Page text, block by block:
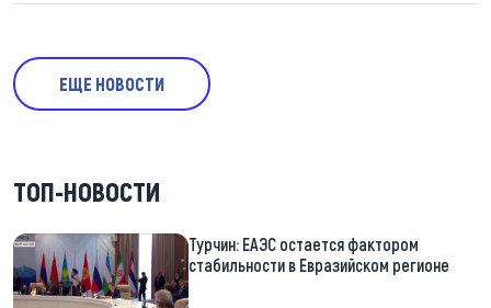
ЕЩЕ НОВОСТИ
ТОП-НОВОСТИ
Турчин: ЕАЭС остается фактором
стабильности в Евразийском регионе